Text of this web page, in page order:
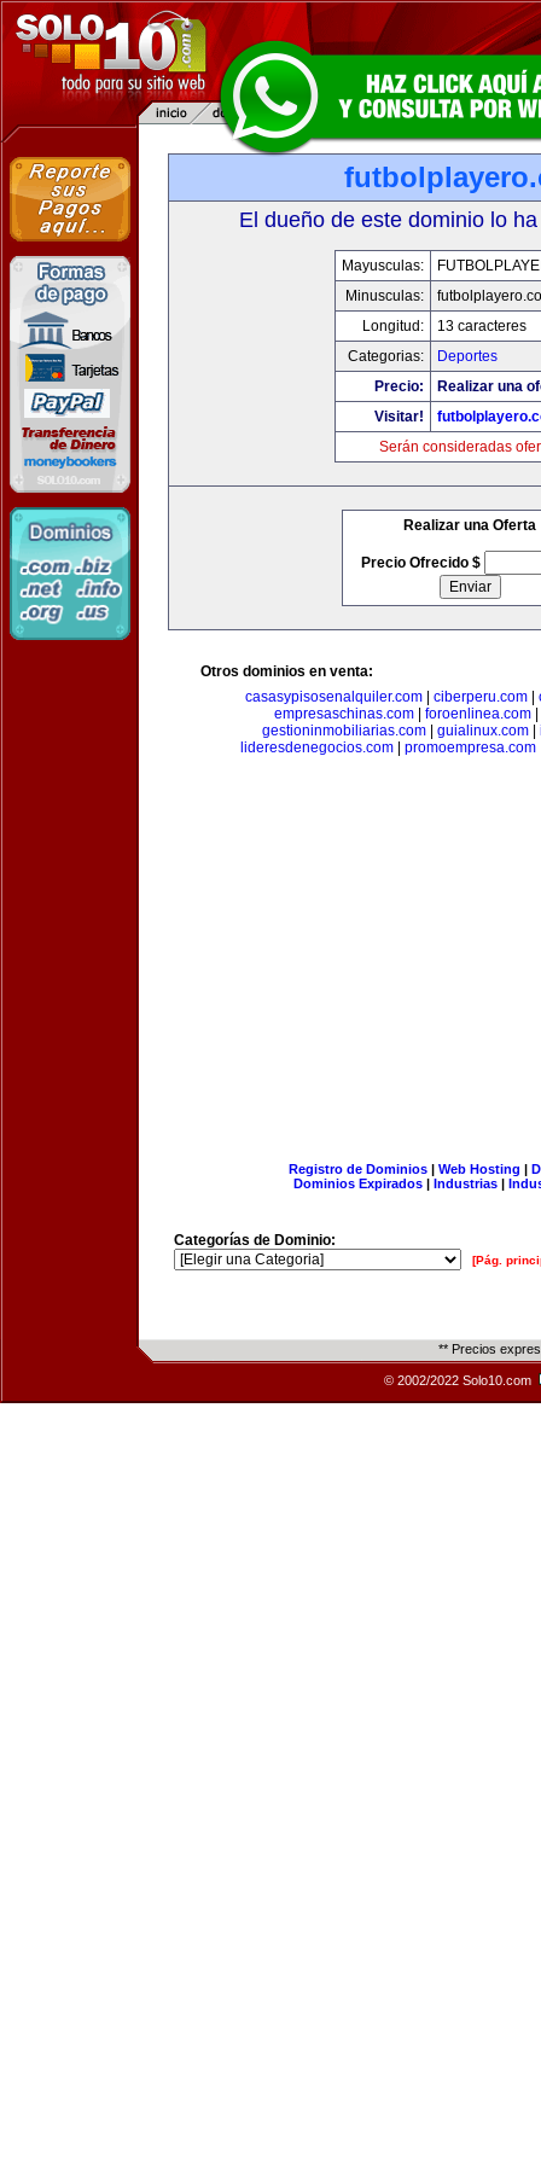
El dueño de este dominio lo
Mayusculas:
Minusculas:
Longitud:
13 caracteres
Categorias:
Deportes
Precio:
Realizar una
Visitar!
Serán consideradas
Realizar una Oferta
Precio Ofrecido $
Otros dominios en venta:
casasypisosenalquiler.com
ciberperu.com
empresaschinas.com| foroenlinea.com|
gestioninmobiliarias.com| guialinux.com|
lideresdenegocios.com
promoempresa.com
Registro de Dominios| Web Hosting |
Dominios Expirados | Industrias |
Categorías de Dominio:
[Pág.
** Precios
© 2002/2022 Solo10.com